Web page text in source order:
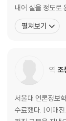
내어 실을 정도로
세심한 디렉션을
12 남성 패션지
펼쳐보기
역 조
서울대 언론정보
수료했다. [이매